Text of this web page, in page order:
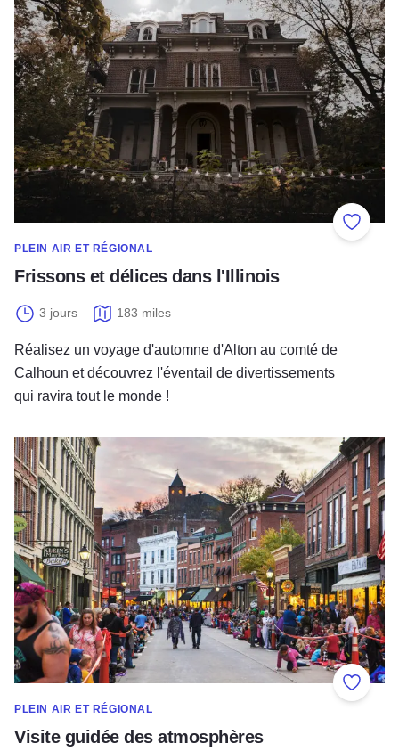
PLEIN AIR ET RÉGIONAL
Frissons et délices dans l'Illinois
3 jours 183 miles
Réalisez un voyage d'automne d'Alton au comté de
Calhoun et découvrez l'éventail de divertissements
qui ravira tout le monde !
PLEIN AIR ET RÉGIONAL
Visite guidée des atmosphères
Visite guidée des atmosphères effrayantes et charmantes